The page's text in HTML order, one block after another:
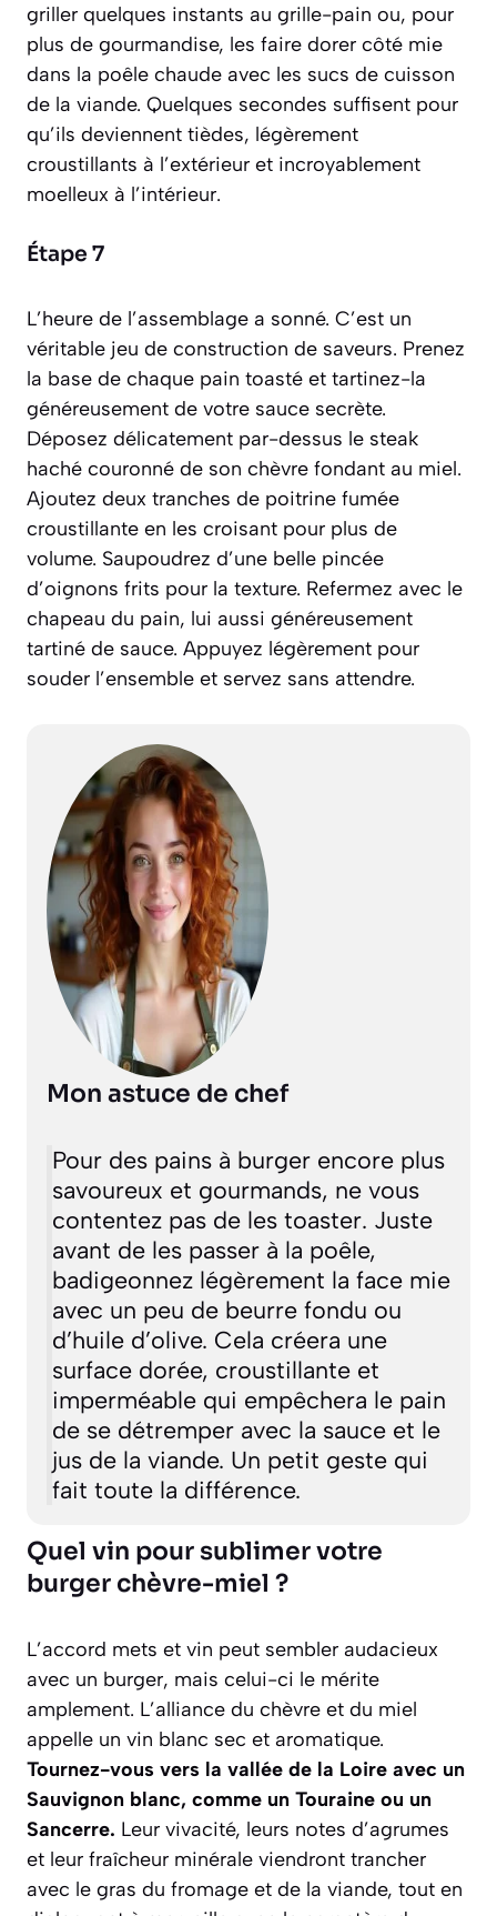
griller quelques instants au grille-pain ou, pour
plus de gourmandise, les faire dorer côté mie
dans la poêle chaude avec les sucs de cuisson
de la viande. Quelques secondes suffisent pour
qu’ils deviennent tièdes, légèrement
croustillants à l’extérieur et incroyablement
moelleux à l’intérieur.
Étape 7
L’heure de l’assemblage a sonné. C’est un
véritable jeu de construction de saveurs. Prenez
la base de chaque pain toasté et tartinez-la
généreusement de votre sauce secrète.
Déposez délicatement par-dessus le steak
haché couronné de son chèvre fondant au miel.
Ajoutez deux tranches de poitrine fumée
croustillante en les croisant pour plus de
volume. Saupoudrez d’une belle pincée
d’oignons frits pour la texture. Refermez avec le
chapeau du pain, lui aussi généreusement
tartiné de sauce. Appuyez légèrement pour
souder l’ensemble et servez sans attendre.
Mon astuce de chef
Pour des pains à burger encore plus
savoureux et gourmands, ne vous
contentez pas de les toaster. Juste
avant de les passer à la poêle,
badigeonnez légèrement la face mie
avec un peu de beurre fondu ou
d’huile d’olive. Cela créera une
surface dorée, croustillante et
imperméable qui empêchera le pain
de se détremper avec la sauce et le
jus de la viande. Un petit geste qui
fait toute la différence.
Quel vin pour sublimer votre
burger chèvre-miel ?
L’accord mets et vin peut sembler audacieux
avec un burger, mais celui-ci le mérite
amplement. L’alliance du chèvre et du miel
appelle un vin blanc sec et aromatique.
Tournez-vous vers la vallée de la Loire avec un
Sauvignon blanc, comme un Touraine ou un
Sancerre. Leur vivacité, leurs notes d’agrumes
et leur fraîcheur minérale viendront trancher
avec le gras du fromage et de la viande, tout en